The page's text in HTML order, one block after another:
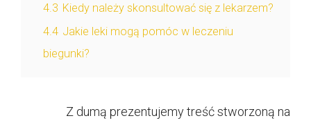
4.3 Kiedy należy skonsultować się z lekarzem?
4.4 Jakie leki mogą pomóc w leczeniu
biegunki?
Z dumą prezentujemy treść stworzoną na